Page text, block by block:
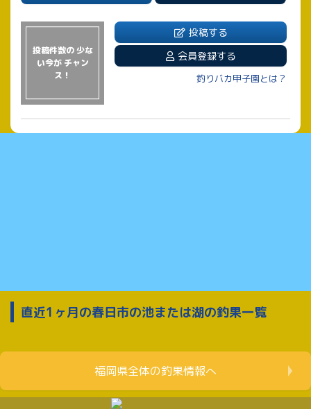
投稿件数の 少な
い今が チャン
ス！
投稿する
会員登録する
釣りバカ甲子園とは？
直近1ヶ月の春日市の池または湖の釣果一覧
福岡県全体の釣果情報へ